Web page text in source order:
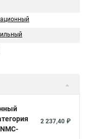
2 237,40 ₽